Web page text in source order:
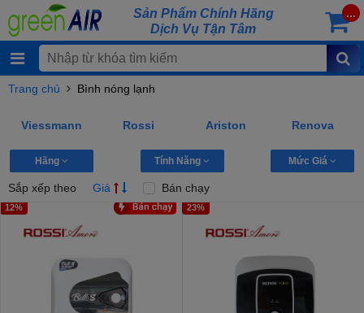
Sản Phẩm Chính Hãng
Dịch Vụ Tận Tâm
...
Trang chủ Bình nóng lạnh
Viessmann Rossi Ariston Renova
Hãng Tính Năng Mức Giá
Sắp xếp theo Giá Bán chạy
12% 23%